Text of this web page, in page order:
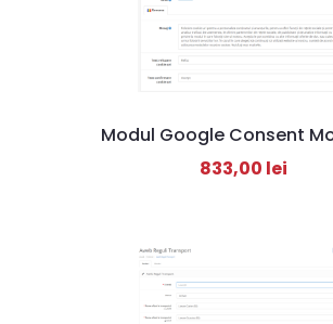
Modul Google Consent
833,00 lei